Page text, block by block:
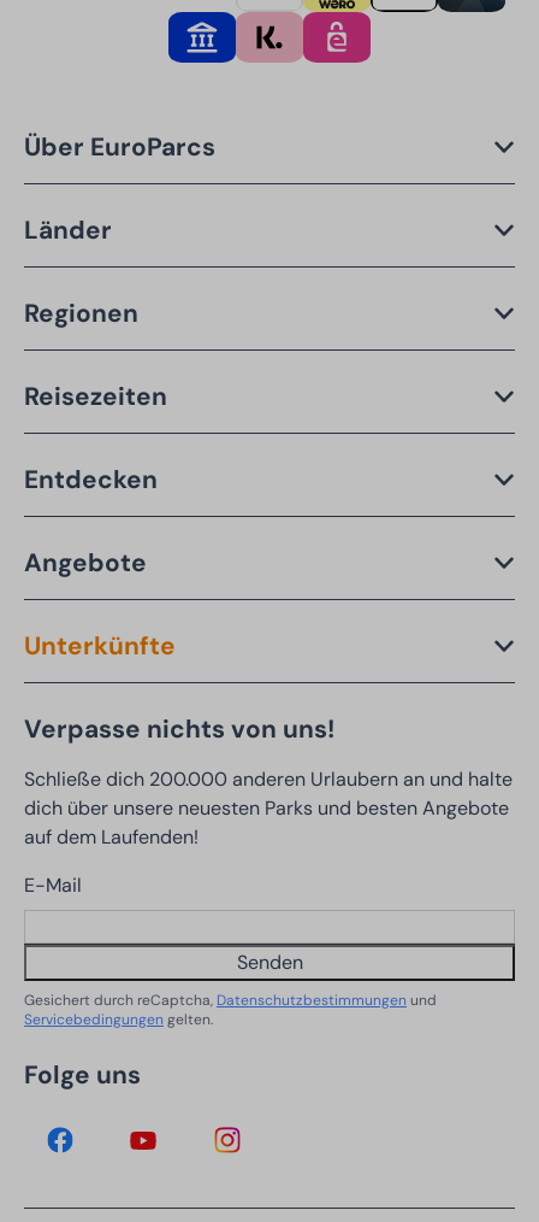
Über EuroParcs
Länder
Regionen
Reisezeiten
Entdecken
Angebote
Unterkünfte
Verpasse nichts von uns!
Schließe dich 200.000 anderen Urlaubern an und halte
dich über unsere neuesten Parks und besten Angebote
auf dem Laufenden!
E-Mail
Senden
Gesichert durch reCaptcha, Datenschutzbestimmungen und
Servicebedingungen gelten.
Folge uns